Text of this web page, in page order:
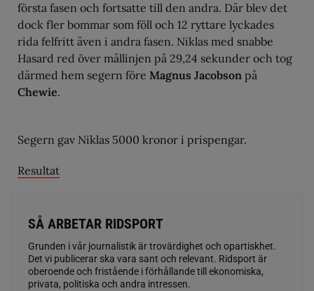
första fasen och fortsatte till den andra. Där blev det
dock fler bommar som föll och 12 ryttare lyckades
rida felfritt även i andra fasen. Niklas med snabbe
Hasard red över mållinjen på 29,24 sekunder och tog
därmed hem segern före Magnus Jacobson på
Chewie.
Segern gav Niklas 5000 kronor i prispengar.
Resultat
SÅ ARBETAR RIDSPORT
Grunden i vår journalistik är trovärdighet och opartiskhet.
Det vi publicerar ska vara sant och relevant. Ridsport är
oberoende och fristående i förhållande till ekonomiska,
privata, politiska och andra intressen.